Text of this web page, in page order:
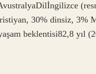
30% dinsiz, 3%
beklentisi82,8 yıl